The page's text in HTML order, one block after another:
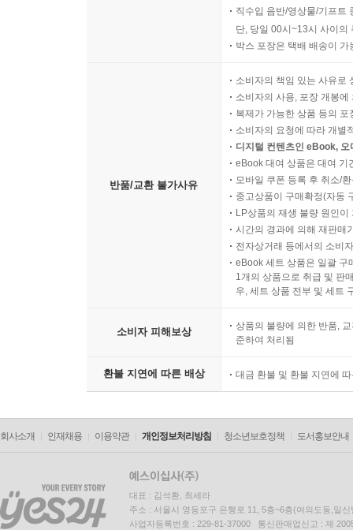
직수입 음반/영상물/기프트
단, 당일 00시~13시 사이의
박스 포장은 택배 배송이
반품/교환 불가사유
소비자의 책임 있는 사유로
소비자의 사용, 포장 개봉
복제가 가능한 상품 등의
소비자의 요청에 따라 개별
디지털 컨텐츠인 eBook,
eBook 대여 상품은 대여 기
모바일 쿠폰 등록 후 취소/
중고상품이 구매확정(자동
LP상품의 재생 불량 원인
시간의 경과에 의해 재판매
전자상거래 등에서의 소비
eBook 세트 상품은 일괄 구
1개의 상품으로 취급 및 판
우, 세트 상품 전부 및 세트
소비자 피해보상
상품의 불량에 의한 반품,
준하여 처리됨
환불 지연에 따른 배상 대금 환불 및 환불 지연에
회사소개 인재채용 이용약관 개인정보처리방침 청소년보호정책 도서홍보안내
대표 : 김석환, 최세라
주소 : 서울시 영등포구 은행로 11, 5층~6층(여의도동,일신
사업자등록번호 : 229-81-37000 통신판매업신고 : 제